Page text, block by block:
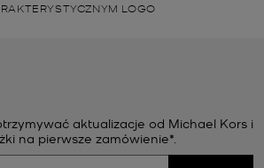
LOGO
aktualizacje od Michael Kors i
na pierwsze zamówienie*.